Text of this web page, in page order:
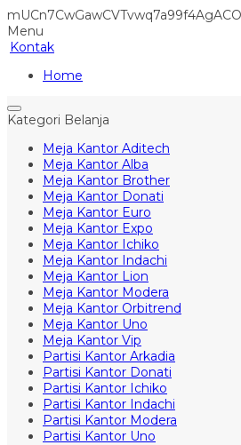
Menu
Kontak
Home
Kategori Belanja
Meja Kantor Aditech
Meja Kantor Alba
Meja Kantor Brother
Meja Kantor Donati
Meja Kantor Euro
Meja Kantor Expo
Meja Kantor Ichiko
Meja Kantor Indachi
Meja Kantor Lion
Meja Kantor Modera
Meja Kantor Orbitrend
Meja Kantor Uno
Meja Kantor Vip
Partisi Kantor Arkadia
Partisi Kantor Donati
Partisi Kantor Ichiko
Partisi Kantor Indachi
Partisi Kantor Modera
Partisi Kantor Uno